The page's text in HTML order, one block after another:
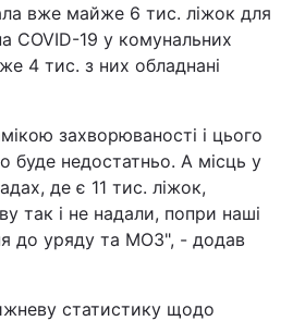
вже майже 6 тис. ліжок для
COVID-19 у комунальних
4 тис. з них обладнані
захворюваності і цього
буде недостатньо. А місць у
де є 11 тис. ліжок,
так і не надали, попри наші
до уряду та МОЗ", - додав
статистику щодо